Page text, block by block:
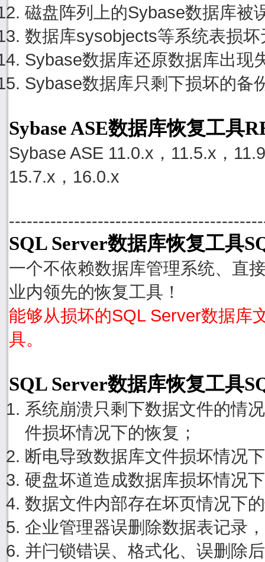
磁盘阵列上的Sybase数据库被
数据库sysobjects等系统表损
Sybase数据库还原数据库出现
Sybase数据库只剩下损坏的备
Sybase ASE数据库恢复工具
Sybase ASE 11.0.x，11.5.x，
15.7.x，16.0.x
SQL Server数据库恢复工具
一个不依赖数据库管理系统、直
业内领先的恢复工具！
能够从损坏的SQL Server数据库
具。
SQL Server数据库恢复工具
系统崩溃只剩下数据文件的情
件损坏情况下的恢复；
断电导致数据库文件损坏情况
硬盘坏道造成数据库损坏情况
数据文件内部存在坏页情况下
企业管理器误删除数据表记录
并闩锁错误、格式化、误删除